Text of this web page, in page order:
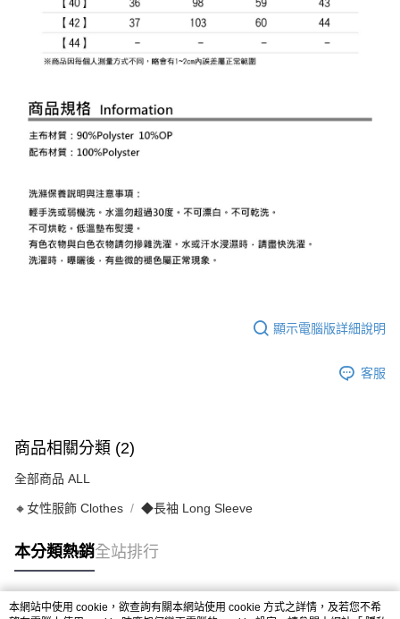
顯示電腦版詳細說明
客服
商品相關分類 (2)
全部商品 ALL
🔸女性服飾 Clothes ◆長袖 Long Sleeve
本分類熱銷全站排行
本網站中使用 cookie，欲查詢有關本網站使用 cookie 方式之詳情，及若您不希